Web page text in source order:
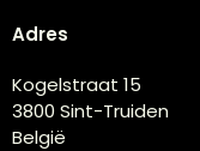
Adres
Kogelstraat 15
3800 Sint-Truiden
België